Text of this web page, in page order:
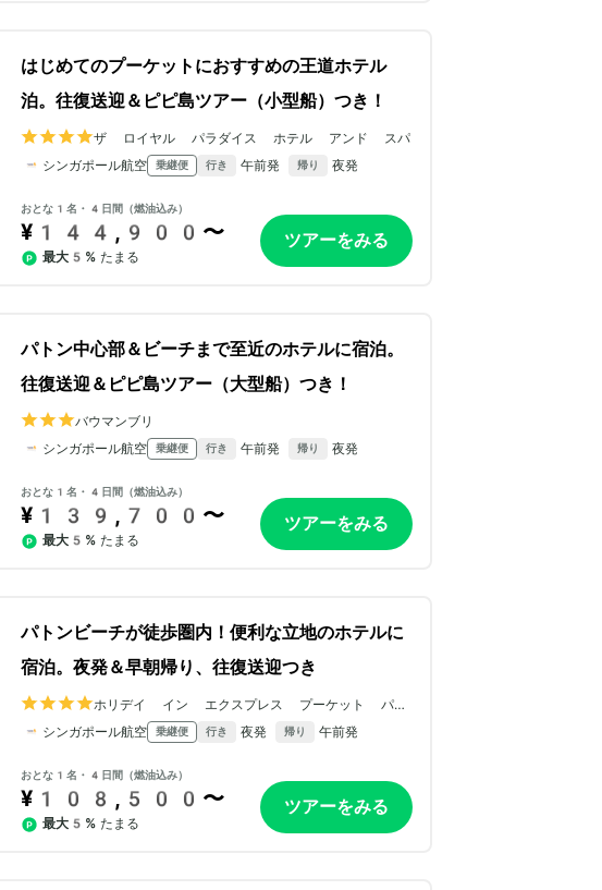
はじめてのプーケットにおすすめの王道ホテル
泊。往復送迎＆ピピ島ツアー（小型船）つき！
ザ ロイヤル パラダイス ホテル アンド スパ
シンガポール航空
乗継便 行き 午前発 帰り 夜発
おとな1名・4日間（燃油込み）
¥144,900〜
最大5% たまる
ツアーをみる
パトン中心部＆ビーチまで至近のホテルに宿泊。
往復送迎＆ピピ島ツアー（大型船）つき！
バウマンブリ
シンガポール航空
乗継便 行き 午前発 帰り 夜発
おとな1名・4日間（燃油込み）
¥139,700〜
最大5% たまる
ツアーをみる
パトンビーチが徒歩圏内！便利な立地のホテルに
宿泊。夜発＆早朝帰り、往復送迎つき
ホリデイ イン エクスプレス プーケット パト
ン ビーチ セントラル
シンガポール航空 乗継便 行き 夜発 帰り 午前発
おとな1名・4日間（燃油込み）
¥108,500〜
最大5% たまる
ツアーをみる